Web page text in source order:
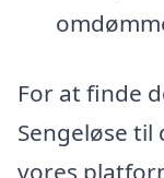
For at finde
Sengeløse
vores